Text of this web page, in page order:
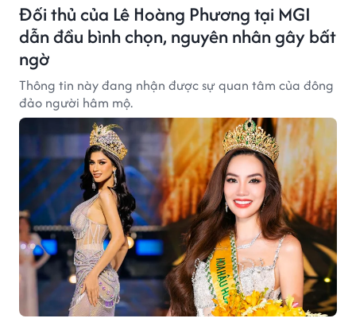
Đối thủ của Lê Hoàng Phương tại MGI
dẫn đầu bình chọn, nguyên nhân gây bất
ngờ
Thông tin này đang nhận được sự quan tâm của đông
đảo người hâm mộ.